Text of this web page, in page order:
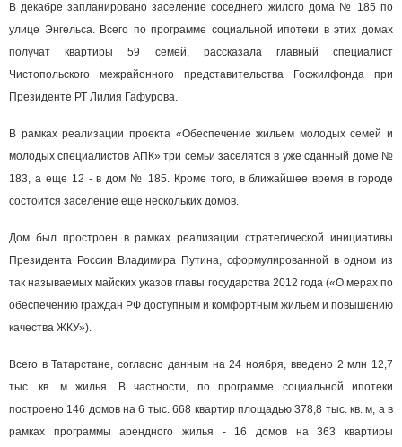
В декабре запланировано заселение соседнего жилого дома № 185 по
улице Энгельса. Всего по программе социальной ипотеки в этих домах
получат квартиры 59 семей, рассказала главный специалист
Чистопольского межрайонного представительства Госжилфонда при
Президенте РТ Лилия Гафурова.
В рамках реализации проекта «Обеспечение жильем молодых семей и
молодых специалистов АПК» три семьи заселятся в уже сданный доме №
183, а еще 12 - в дом № 185. Кроме того, в ближайшее время в городе
состоится заселение еще нескольких домов.
Дом был простроен в рамках реализации стратегической инициативы
Президента России Владимира Путина, сформулированной в одном из
так называемых майских указов главы государства 2012 года («О мерах по
обеспечению граждан РФ доступным и комфортным жильем и повышению
качества ЖКУ»).
Всего в Татарстане, согласно данным на 24 ноября, введено 2 млн 12,7
тыс. кв. м жилья. В частности, по программе социальной ипотеки
построено 146 домов на 6 тыс. 668 квартир площадью 378,8 тыс. кв. м, а в
рамках программы арендного жилья - 16 домов на 363 квартиры